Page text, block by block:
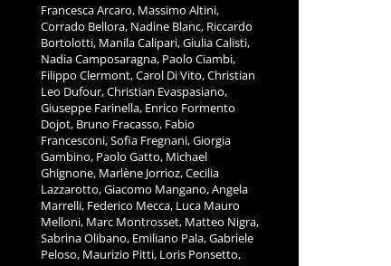
Francesca Arcaro, Massimo Altini,
Corrado Bellora, Nadine Blanc, Riccardo
Bortolotti, Manila Calipari, Giulia Calisti,
Nadia Camposaragna, Paolo Ciambi,
Filippo Clermont, Carol Di Vito, Christian
Leo Dufour, Christian Evaspasiano,
Giuseppe Farinella, Enrico Formento
Dojot, Bruno Fracasso, Fabio
Francesconi, Sofia Fregnani, Giorgia
Gambino, Paolo Gatto, Michael
Ghignone, Marlène Jorrioz, Cecilia
Lazzarotto, Giacomo Mangano, Angela
Marrelli, Federico Mecca, Luca Mauro
Melloni, Marc Montrosset, Matteo Nigra,
Sabrina Olibano, Emiliano Pala, Gabriele
Peloso, Maurizio Pitti, Loris Ponsetto,